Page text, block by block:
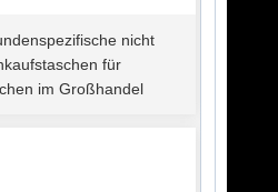
für
im Großhandel